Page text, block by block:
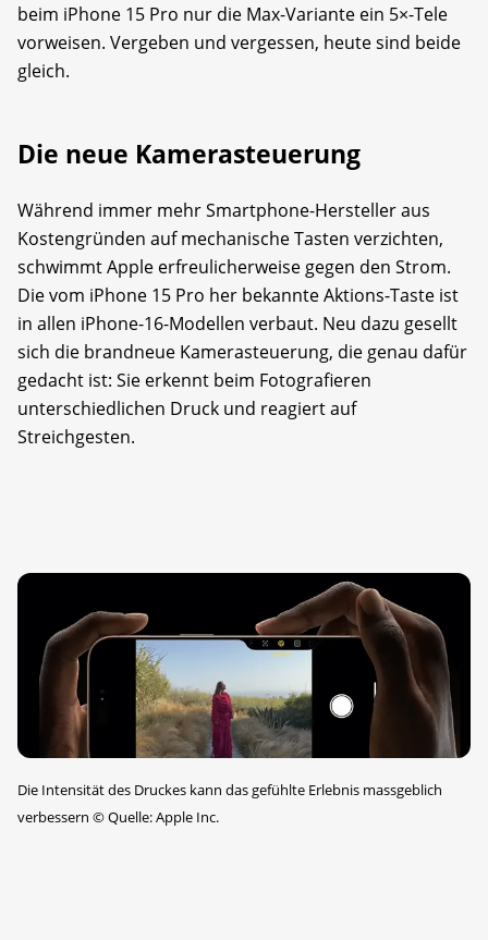
beim iPhone 15 Pro nur die Max-Variante ein 5×-Tele
vorweisen. Vergeben und vergessen, heute sind beide
gleich.
Die neue Kamerasteuerung
Während immer mehr Smartphone-Hersteller aus
Kostengründen auf mechanische Tasten verzichten,
schwimmt Apple erfreulicherweise gegen den Strom.
Die vom iPhone 15 Pro her bekannte Aktions-Taste ist
in allen iPhone-16-Modellen verbaut. Neu dazu gesellt
sich die brandneue Kamerasteuerung, die genau dafür
gedacht ist: Sie erkennt beim Fotografieren
unterschiedlichen Druck und reagiert auf
Streichgesten.
Die Intensität des Druckes kann das gefühlte Erlebnis massgeblich
verbessern ©Quelle: Apple Inc.